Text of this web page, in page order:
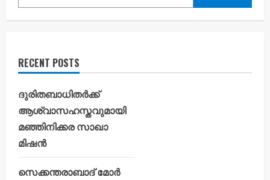
RECENT POSTS
ദുരിതബാധിതർക്ക്
ആശ്വാസഹസ്തവുമായി
മഞ്ഞിനിക്കര സാഖാ
മിഷൻ
സെക്കന്തരാബാദ് മോർ